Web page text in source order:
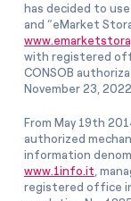
has decided to
and “eMarket
with registered
CONSOB
November 23, 2022.
From May 19th
authorized
information
www.1info.it ,
registered office